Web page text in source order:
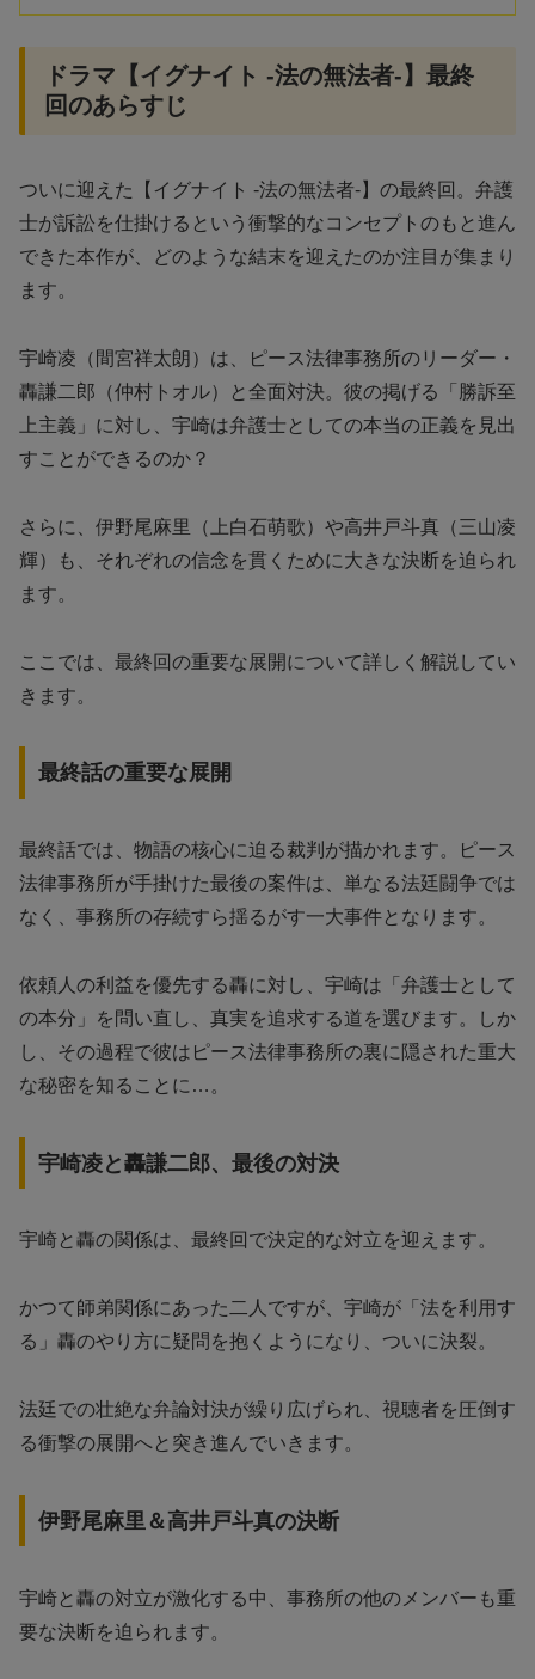
ドラマ【イグナイト -法の無法者-】最終
回のあらすじ
ついに迎えた【イグナイト -法の無法者-】の最終回。弁護
士が訴訟を仕掛けるという衝撃的なコンセプトのもと進ん
できた本作が、どのような結末を迎えたのか注目が集まり
ます。
宇崎凌（間宮祥太朗）は、ピース法律事務所のリーダー・
轟謙二郎（仲村トオル）と全面対決。彼の掲げる「勝訴至
上主義」に対し、宇崎は弁護士としての本当の正義を見出
すことができるのか？
さらに、伊野尾麻里（上白石萌歌）や高井戸斗真（三山凌
輝）も、それぞれの信念を貫くために大きな決断を迫られ
ます。
ここでは、最終回の重要な展開について詳しく解説してい
きます。
最終話の重要な展開
最終話では、物語の核心に迫る裁判が描かれます。ピース
法律事務所が手掛けた最後の案件は、単なる法廷闘争では
なく、事務所の存続すら揺るがす一大事件となります。
依頼人の利益を優先する轟に対し、宇崎は「弁護士として
の本分」を問い直し、真実を追求する道を選びます。しか
し、その過程で彼はピース法律事務所の裏に隠された重大
な秘密を知ることに…。
宇崎凌と轟謙二郎、最後の対決
宇崎と轟の関係は、最終回で決定的な対立を迎えます。
かつて師弟関係にあった二人ですが、宇崎が「法を利用す
る」轟のやり方に疑問を抱くようになり、ついに決裂。
法廷での壮絶な弁論対決が繰り広げられ、視聴者を圧倒す
る衝撃の展開へと突き進んでいきます。
伊野尾麻里＆高井戸斗真の決断
宇崎と轟の対立が激化する中、事務所の他のメンバーも重
要な決断を迫られます。